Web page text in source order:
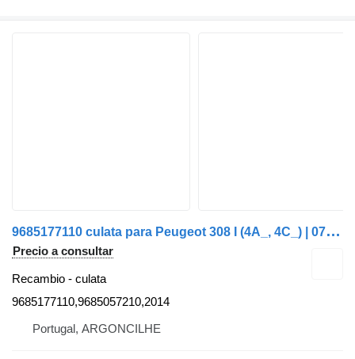
9
685177110 culata para Peugeot 308 I (4A_, 4C_) | 07 - 16 coche
Precio a consultar
Recambio - culata
9685177110,9685057210,2014
Portugal, ARGONCILHE